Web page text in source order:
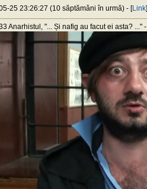
25 23:26:27 (10 săptămâni în urmă) - [Link]
Anarhistul, "... Și nafig au facut ei asta? ..." -